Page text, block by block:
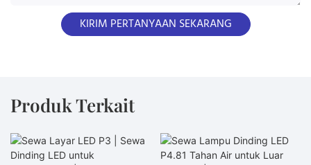
KIRIM PERTANYAAN SEKARANG
Produk Terkait